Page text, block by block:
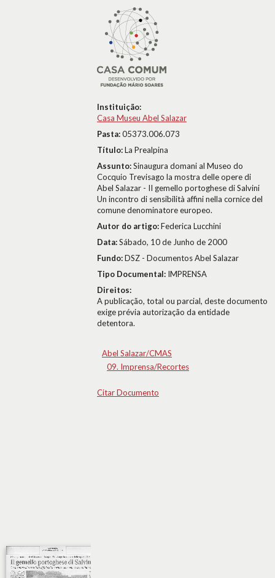
Instituição:
Casa Museu Abel Salazar
Pasta:05373.006.073
Título:La Prealpina
Assunto:Sinaugura domani al Museo do
Cocquio Trevisago la mostra delle opere di
Abel Salazar - II gemello portoghese di Salvini 
Un incontro di sensibilità affini nella cornice del
comune denominatore europeo.
Autor do artigo:Federica Lucchini
Data:Sábado, 10 de Junho de 2000
Fundo:DSZ - Documentos Abel Salazar
Tipo Documental: IMPRENSA
Direitos:
A publicação, total ou parcial, deste documento
exige prévia autorização da entidade
detentora.
Abel Salazar/CMAS
09. Imprensa/Recortes
Citar Documento